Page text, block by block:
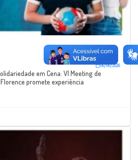
06/06/2026
em Cena: VI Meeting de
promete experiência